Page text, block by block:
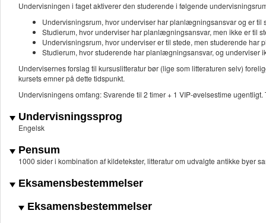
Undervisningen i faget aktiverer den studerende i følgende
Undervisningsrum, hvor underviser har planlægningsansvar og er til
Studierum, hvor underviser har planlægningsansvar, men ikke er til
Undervisningsrum, hvor underviser er til stede, men studerende
Studierum, hvor studerende har planlægningsansvar, og underviser
Undervisernes forslag til kursuslitteratur bør (lige som litteraturen selv)
kursets emner på dette tidspunkt.
Undervisningens omfang: Svarende til 2 timer + 1 VIP-øvelsestime
Undervisningssprog
Engelsk
Pensum
1000 sider i kombination af kildetekster, litteratur om udvalgte antikke byer
Eksamensbestemmelser
Eksamensbestemmelser